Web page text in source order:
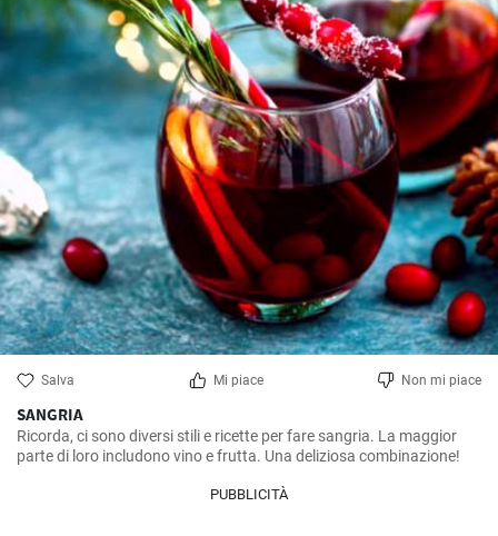
Salva Mi piace Non mi piace
SANGRIA
Ricorda, ci sono diversi stili e ricette per fare sangria. La maggior
parte di loro includono vino e frutta. Una deliziosa combinazione!
PUBBLICITÀ